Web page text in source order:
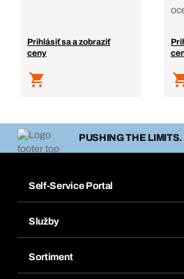
Prihlásiť sa a zobraziť
ceny
PUSHING THE LIMITS.
Self-Service Portal
Obľúbené
Opakované objednávky
Služby
Sortiment